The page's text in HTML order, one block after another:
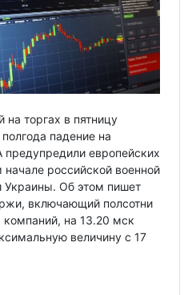
на торгах в пятницу
падение на
европейских
российской военной
Украины. Об этом пишет
включающий полсотни
на 13.20 мск
величину с 17